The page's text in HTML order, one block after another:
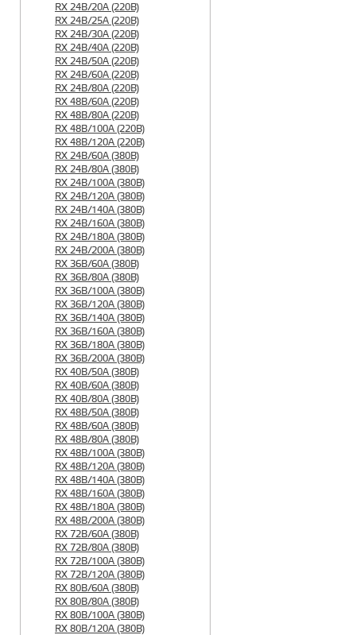
RX 24B/20A (220B)
RX 24B/25A (220B)
RX 24B/30A (220B)
RX 24B/40A (220B)
RX 24B/50A (220B)
RX 24B/60A (220B)
RX 24B/80A (220B)
RX 48B/60A (220B)
RX 48B/80A (220B)
RX 48B/100A (220B)
RX 48B/120A (220B)
RX 24B/60A (380B)
RX 24B/80A (380B)
RX 24B/100A (380B)
RX 24B/120A (380B)
RX 24B/140A (380B)
RX 24B/160A (380B)
RX 24B/180A (380B)
RX 24B/200A (380B)
RX 36B/60A (380B)
RX 36B/80A (380B)
RX 36B/100A (380B)
RX 36B/120A (380B)
RX 36B/140A (380B)
RX 36B/160A (380B)
RX 36B/180A (380B)
RX 36B/200A (380B)
RX 40B/50A (380B)
RX 40B/60A (380B)
RX 40B/80A (380B)
RX 48B/50A (380B)
RX 48B/60A (380B)
RX 48B/80A (380B)
RX 48B/100A (380B)
RX 48B/120A (380B)
RX 48B/140A (380B)
RX 48B/160A (380B)
RX 48B/180A (380B)
RX 48B/200A (380B)
RX 72B/60A (380B)
RX 72B/80A (380B)
RX 72B/100A (380B)
RX 72B/120A (380B)
RX 80B/60A (380B)
RX 80B/80A (380B)
RX 80B/100A (380B)
RX 80B/120A (380B)